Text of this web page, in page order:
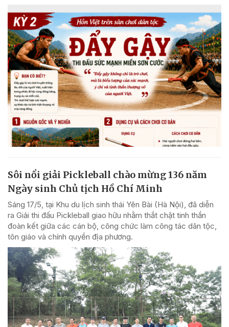
Sôi nổi giải Pickleball chào mừng 136 năm
Ngày sinh Chủ tịch Hồ Chí Minh
Sáng 17/5, tại Khu du lịch sinh thái Yên Bài (Hà Nội), đã diễn
ra Giải thi đấu Pickleball giao hữu nhằm thắt chặt tinh thần
đoàn kết giữa các cán bộ, công chức làm công tác dân tộc,
tôn giáo và chính quyền địa phương.